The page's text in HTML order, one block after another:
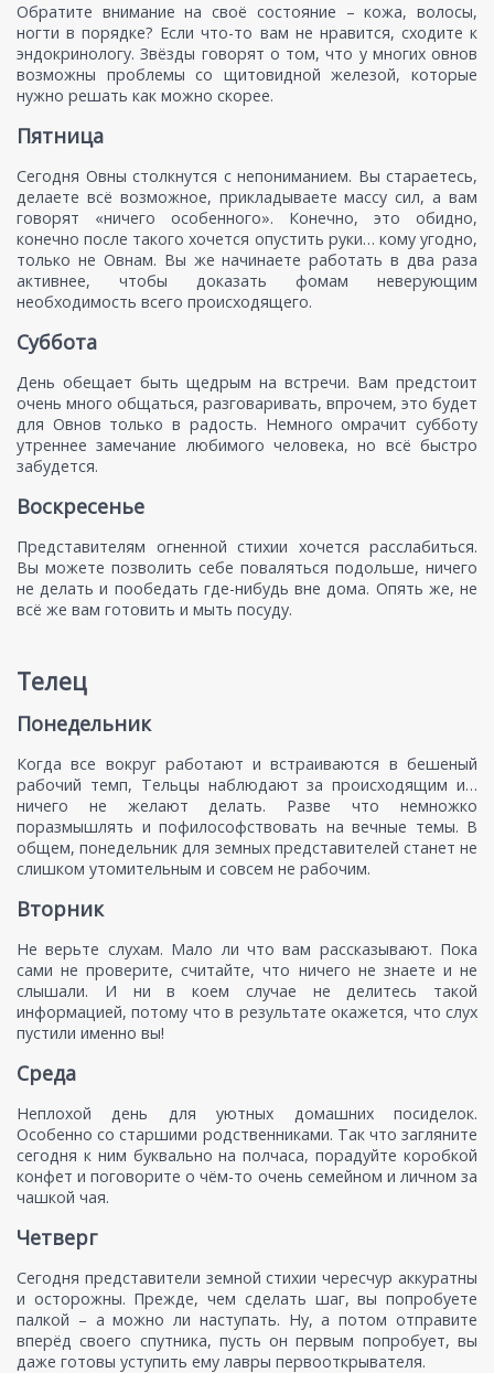
Обратите внимание на своё состояние – кожа, волосы,
ногти в порядке? Если что-то вам не нравится, сходите к
эндокринологу. Звёзды говорят о том, что у многих овнов
возможны проблемы со щитовидной железой, которые
нужно решать как можно скорее.
Пятница
Сегодня Овны столкнутся с непониманием. Вы стараетесь,
делаете всё возможное, прикладываете массу сил, а вам
говорят «ничего особенного». Конечно, это обидно,
конечно после такого хочется опустить руки… кому угодно,
только не Овнам. Вы же начинаете работать в два раза
активнее, чтобы доказать фомам неверующим
необходимость всего происходящего.
Суббота
День обещает быть щедрым на встречи. Вам предстоит
очень много общаться, разговаривать, впрочем, это будет
для Овнов только в радость. Немного омрачит субботу
утреннее замечание любимого человека, но всё быстро
забудется.
Воскресенье
Представителям огненной стихии хочется расслабиться.
Вы можете позволить себе поваляться подольше, ничего
не делать и пообедать где-нибудь вне дома. Опять же, не
всё же вам готовить и мыть посуду.
Телец
Понедельник
Когда все вокруг работают и встраиваются в бешеный
рабочий темп, Тельцы наблюдают за происходящим и…
ничего не желают делать. Разве что немножко
поразмышлять и пофилософствовать на вечные темы. В
общем, понедельник для земных представителей станет не
слишком утомительным и совсем не рабочим.
Вторник
Не верьте слухам. Мало ли что вам рассказывают. Пока
сами не проверите, считайте, что ничего не знаете и не
слышали. И ни в коем случае не делитесь такой
информацией, потому что в результате окажется, что слух
пустили именно вы!
Среда
Неплохой день для уютных домашних посиделок.
Особенно со старшими родственниками. Так что загляните
сегодня к ним буквально на полчаса, порадуйте коробкой
конфет и поговорите о чём-то очень семейном и личном за
чашкой чая.
Четверг
Сегодня представители земной стихии чересчур аккуратны
и осторожны. Прежде, чем сделать шаг, вы попробуете
палкой – а можно ли наступать. Ну, а потом отправите
вперёд своего спутника, пусть он первым попробует, вы
даже готовы уступить ему лавры первооткрывателя.